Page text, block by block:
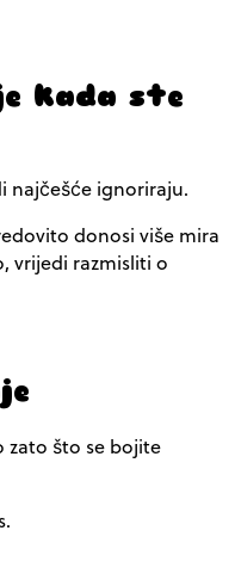
kada ste
najčešće ignoriraju.
donosi više mira
vrijedi razmisliti o
zato što se bojite